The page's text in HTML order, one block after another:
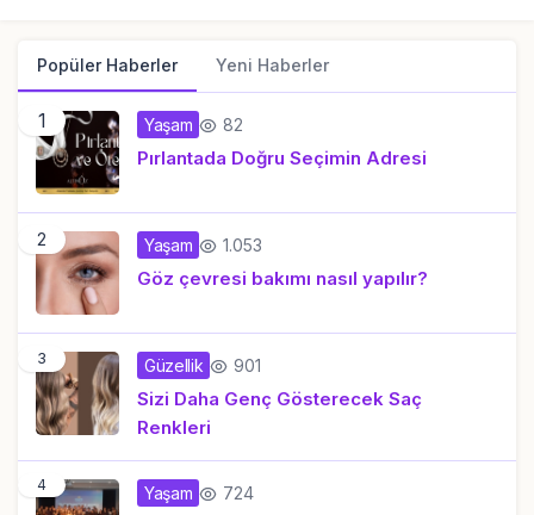
Popüler Haberler Yeni Haberler
1 Yaşam 82
Pırlantada Doğru Seçimin Adresi
2 Yaşam 1.053
Göz çevresi bakımı nasıl yapılır?
3 Güzellik 901
Sizi Daha Genç Gösterecek Saç
Renkleri
4 Yaşam 724